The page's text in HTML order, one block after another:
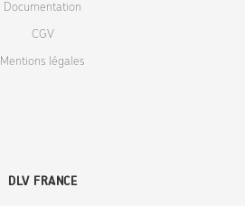
Documentation
CGV
Mentions légales
DLV FRANCE